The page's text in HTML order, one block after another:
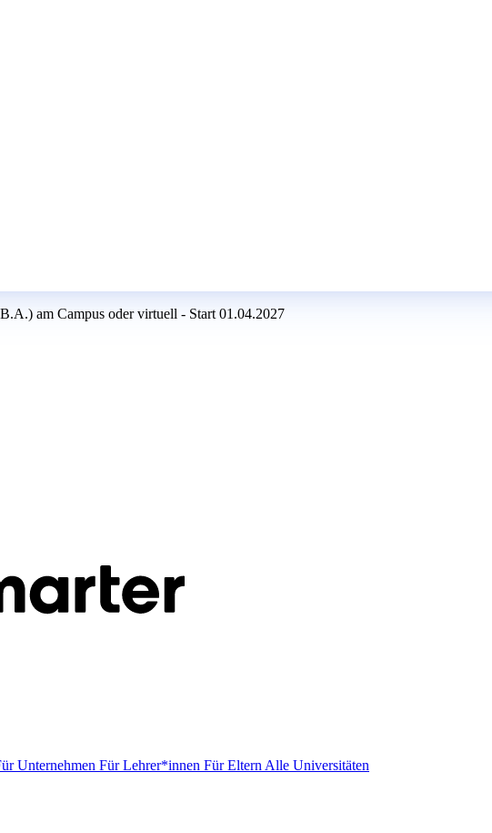
am Campus oder virtuell - Start 01.04.2027
Unternehmen Für Lehrer*innen Für Eltern Alle Universitäten